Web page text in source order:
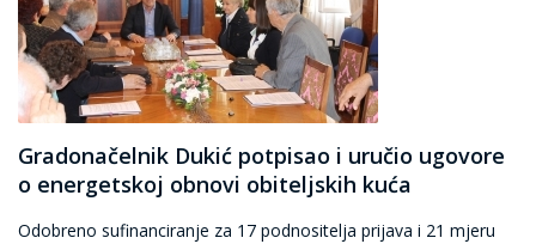
Gradonačelnik Dukić potpisao i uručio ugovore
o energetskoj obnovi obiteljskih kuća
Odobreno sufinanciranje za 17 podnositelja prijava i 21 mjeru